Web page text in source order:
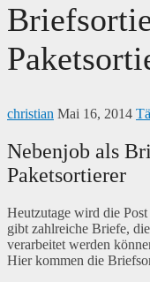
christian Mai 16, 2014
Nebenjob als
Paketsortierer
Heutzutage wird die
gibt zahlreiche Briefe,
verarbeitet werden
Hier kommen die